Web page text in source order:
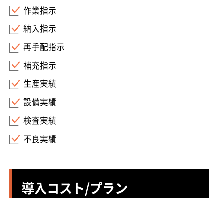
作業指示
納入指示
再手配指示
補充指示
生産実績
設備実績
検査実績
不良実績
導入コスト/プラン